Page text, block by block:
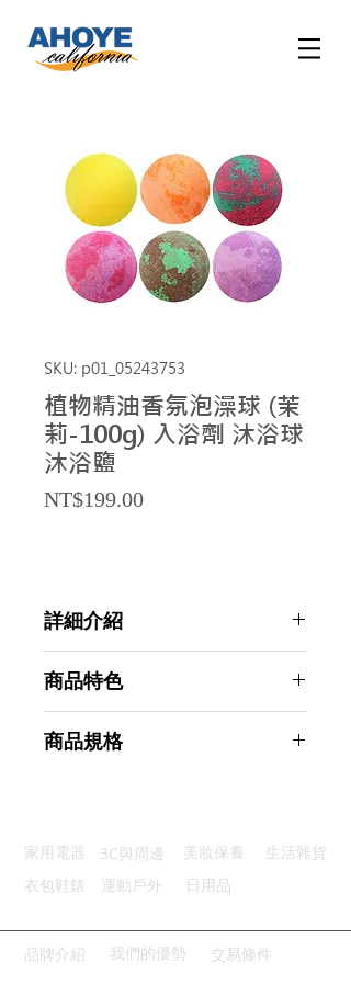
SKU: p01_05243753
植物精油香氛泡澡球 (茉
莉-100g) 入浴劑 沐浴球
沐浴鹽
NT$199.00Price
詳細介紹
商品特色
優質精油：海鹽及天然精油製成
商品規格
主要材質：海鹽、植物精油
商品尺寸：6*6*6cm
產地名稱：中國大陸
代理商：亞桓有限公司
家用電器 3C與周邊 美妝保養
生活雜貨
衣包鞋錶
運動戶外 日用品
品牌介紹 我們的優勢 交易條件